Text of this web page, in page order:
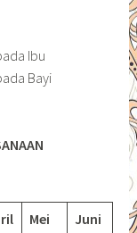
Ibu
Bayi
Mei
Juni